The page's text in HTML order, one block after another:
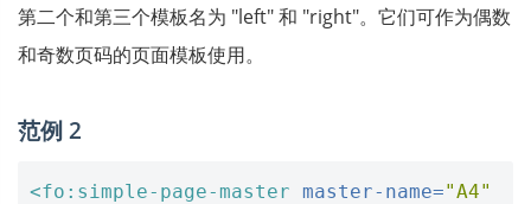
第二个和第三个模板名为 "left" 和 "right"。它们可作为偶数
和奇数页码的页面模板使用。
范例 2
<fo:simple-page-master master-name="A4"